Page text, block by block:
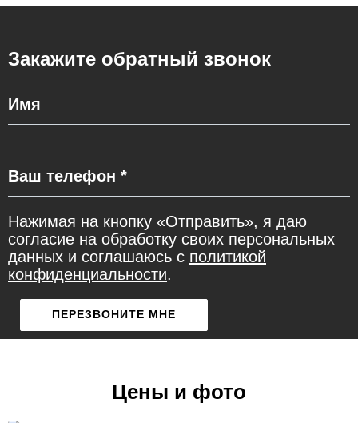
Закажите обратный звонок
Нажимая на кнопку «Отправить», я даю
согласие на обработку своих персональных
данных и соглашаюсь с политикой
конфиденциальности.
Цены и фото